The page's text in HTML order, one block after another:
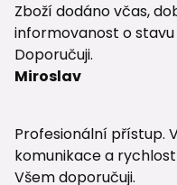
Zboží dodáno včas,
informovanost o
Doporučuji.
Miroslav
Profesionální přístup.
komunikace a
Všem doporučuji.